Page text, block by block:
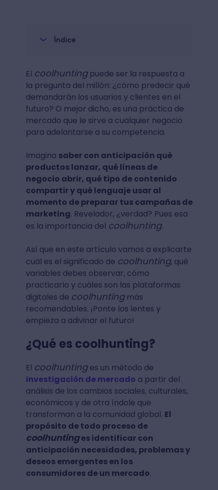
Índice
El coolhuntingpuede ser la respuesta a
la pregunta del millón: ¿cómo predecir qué
demandarán los usuarios y clientes en el
futuro? O mejor dicho, es una práctica de
mercado que le sirve a cualquier negocio
para adelantarse a su competencia.
Imagina saber con anticipación qué
productos lanzar, qué líneas de
negocio abrir, qué tipo de contenido
compartir y qué lenguaje usar al
momento de preparar tus campañas de
marketing. Revelador, ¿verdad? Pues esa
es la importancia del coolhunting.
Así que en este artículo vamos a explicarte
cuál es el significado de coolhunting, qué
variables debes observar, cómo
practicarlo y cuáles son las plataformas
digitales de coolhuntingmás
recomendables. ¡Ponte los lentes y
empieza a adivinar el futuro!
¿Qué es coolhunting?
El coolhuntinges un método de
investigación de mercado a partir del
análisis de los cambios sociales, culturales,
económicos y de otra índole que
transforman a la comunidad global. El
propósito de todo proceso de
coolhuntinges identificar con
anticipación necesidades, problemas y
deseos emergentes en los
consumidores de un mercado.